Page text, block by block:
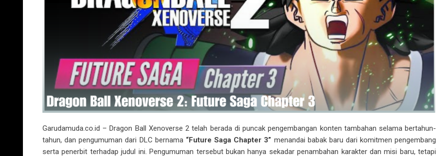
Garudamuda.co.id – Dragon Ball Xenoverse 2 telah berada di puncak pengembangan konten tambahan selama bertahun-
tahun, dan pengumuman dari DLC bernama “Future Saga Chapter 3” menandai babak baru dari komitmen pengembang
serta penerbit terhadap judul ini. Pengumuman tersebut bukan hanya sekadar penambahan karakter dan misi baru, tetapi